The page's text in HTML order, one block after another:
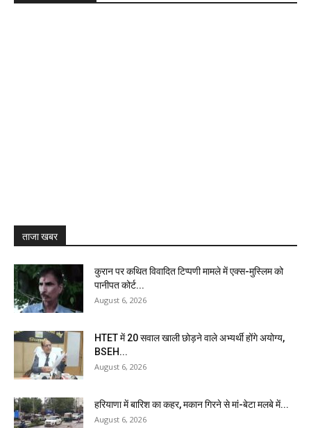
ताजा खबर
कुरान पर कथित विवादित टिप्पणी मामले में एक्स-मुस्लिम को
पानीपत कोर्ट...
August 6, 2026
HTET में 20 सवाल खाली छोड़ने वाले अभ्यर्थी होंगे अयोग्य,
BSEH...
August 6, 2026
हरियाणा में बारिश का कहर, मकान गिरने से मां-बेटा मलबे में...
August 6, 2026